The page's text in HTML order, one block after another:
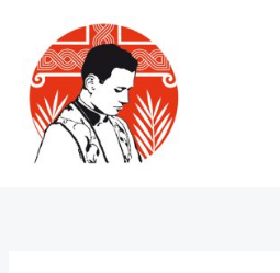
content